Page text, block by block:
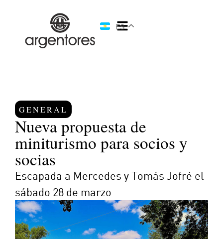
ES
GENERAL
Nueva propuesta de
miniturismo para socios y
socias
Escapada a Mercedes y Tomás Jofré el
sábado 28 de marzo